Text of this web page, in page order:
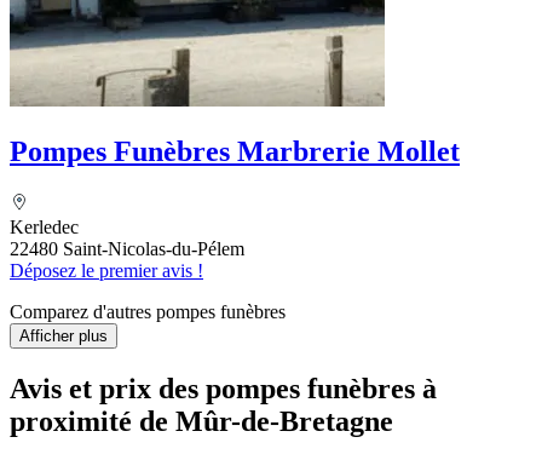
Pompes Funèbres Marbrerie Mollet
Kerledec
22480 Saint-Nicolas-du-Pélem
Déposez le premier avis !
Comparez d'autres pompes funèbres
Afficher plus
Avis et prix des pompes funèbres à
proximité de Mûr-de-Bretagne